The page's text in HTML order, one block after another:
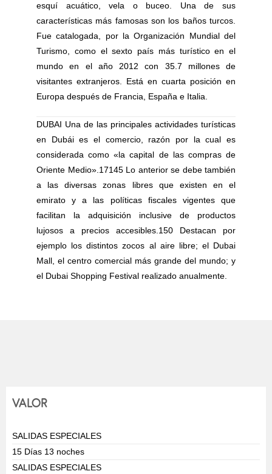
esquí acuático, vela o buceo. Una de sus
características más famosas son los baños turcos.
Fue catalogada, por la Organización Mundial del
Turismo, como el sexto país más turístico en el
mundo en el año 2012 con 35.7 millones de
visitantes extranjeros. Está en cuarta posición en
Europa después de Francia, España e Italia.
DUBAI Una de las principales actividades turísticas
en Dubái es el comercio, razón por la cual es
considerada como «la capital de las compras de
Oriente Medio».17145 Lo anterior se debe también
a las diversas zonas libres que existen en el
emirato y a las políticas fiscales vigentes que
facilitan la adquisición inclusive de productos
lujosos a precios accesibles.150 Destacan por
ejemplo los distintos zocos al aire libre; el Dubai
Mall, el centro comercial más grande del mundo; y
el Dubai Shopping Festival realizado anualmente.
VALOR
SALIDAS ESPECIALES
15 Días 13 noches
SALIDAS ESPECIALES